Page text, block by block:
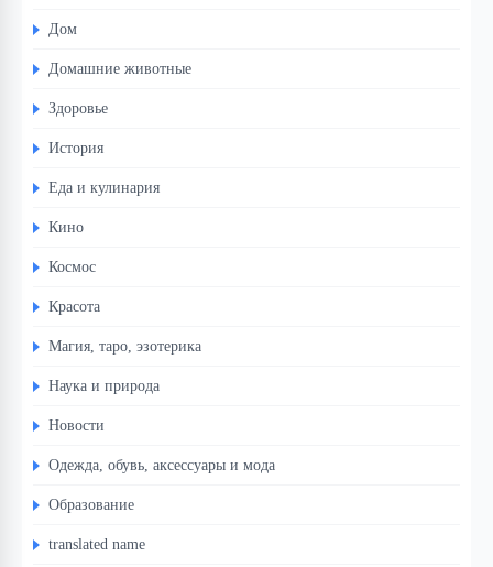
Дом
Домашние животные
Здоровье
История
Еда и кулинария
Кино
Космос
Красота
Магия, таро, эзотерика
Наука и природа
Новости
Одежда, обувь, аксессуары и мода
Образование
translated name